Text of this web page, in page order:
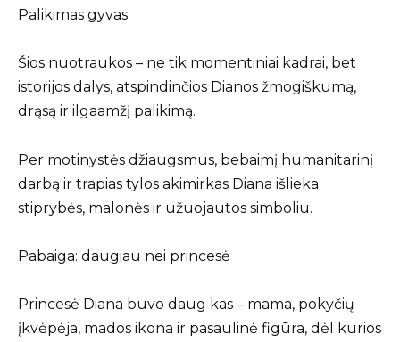
Palikimas gyvas
Šios nuotraukos – ne tik momentiniai kadrai, bet
istorijos dalys, atspindinčios Dianos žmogiškumą,
drąsą ir ilgaamžį palikimą.
Per motinystės džiaugsmus, bebaimį humanitarinį
darbą ir trapias tylos akimirkas Diana išlieka
stiprybės, malonės ir užuojautos simboliu.
Pabaiga: daugiau nei princesė
Princesė Diana buvo daug kas – mama, pokyčių
įkvėpėja, mados ikona ir pasaulinė figūra, dėl kurios